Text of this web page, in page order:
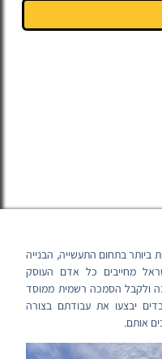
ביותר בתחום התעשייה, הבנייה
מחייבים כל אדם העוסק
ולקבל הסמכה רשמית ממוסד
יבצעו את עבודתם בצורה
אותם.